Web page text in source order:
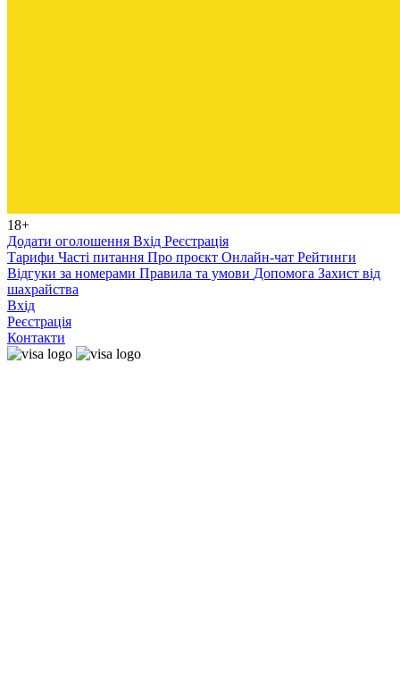
18+
Додати оголошення Вхід Реєстрація
Тарифи Часті питання Про проєкт Онлайн-чат Рейтинги
Відгуки за номерами Правила та умови Допомога Захист від
шахрайства
Вхід
Реєстрація
Контакти